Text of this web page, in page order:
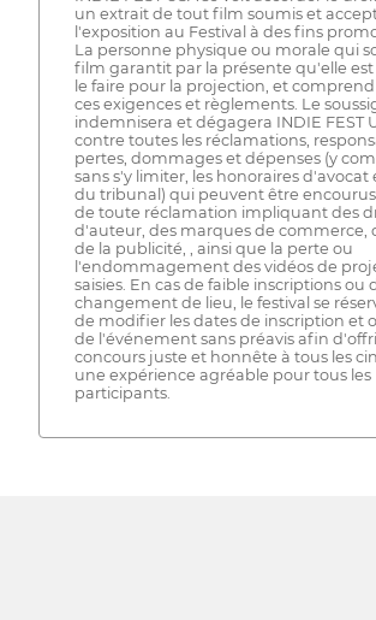
un extrait de tout film soumis et
l'exposition au Festival à des fins
La personne physique ou morale qui
film garantit par la présente qu'elle est
le faire pour la projection, et
ces exigences et règlements. Le
indemnisera et dégagera INDIE FEST
contre toutes les réclamations,
pertes, dommages et dépenses (y
sans s'y limiter, les honoraires d'avocat
du tribunal) qui peuvent être
de toute réclamation impliquant des
d'auteur, des marques de commerce,
de la publicité, , ainsi que la perte ou
l'endommagement des vidéos de
saisies. En cas de faible inscriptions ou
changement de lieu, le festival se
de modifier les dates de inscription et
de l'événement sans préavis afin
concours juste et honnête à tous les
une expérience agréable pour tous les
participants.